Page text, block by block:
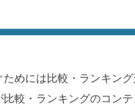
めには比較・ランキン
比較・ランキングのコン